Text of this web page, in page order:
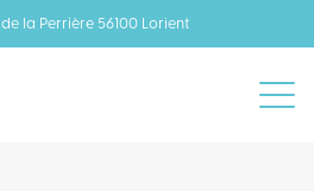
la Perrière 56100 Lorient